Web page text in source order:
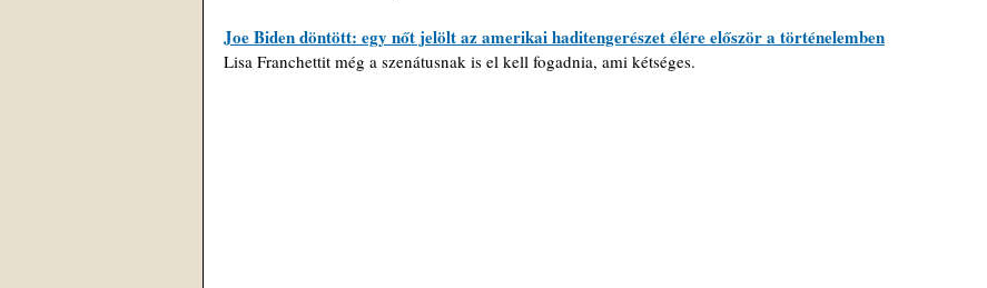
Joe Biden döntött: egy nőt jelölt az amerikai haditengerészet élére először a történelemben
Lisa Franchettit még a szenátusnak is el kell fogadnia, ami kétséges.